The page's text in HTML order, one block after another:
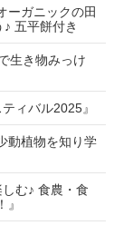
ガニックの田
五平餅付き
生き物みっけ
ィバル2025』
動植物を知り学
む♪ 食農・食